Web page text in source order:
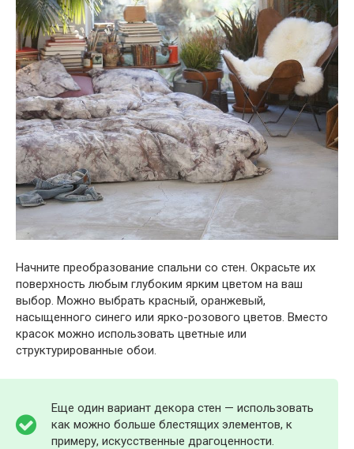
Начните преобразование спальни со стен. Окрасьте их
поверхность любым глубоким ярким цветом на ваш
выбор. Можно выбрать красный, оранжевый,
насыщенного синего или ярко-розового цветов. Вместо
красок можно использовать цветные или
структурированные обои.
Еще один вариант декора стен — использовать
как можно больше блестящих элементов, к
примеру, искусственные драгоценности.